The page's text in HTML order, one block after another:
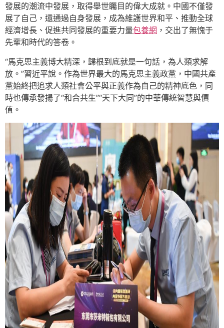
發展的潮流中發展，取得舉世矚目的偉大成就。中國不僅發
展了自己，還通過自身發展，成為維護世界和平、推動全球
經濟增長、促進共同發展的重要力量包養網 ，交出了無愧于
先輩和時代的答卷。
“馬克思主義博大精深，歸根到底就是一句話，為人類求解
放。”習近平說。作為世界最大的馬克思主義政黨，中國共產
黨始終把追求人類社會公平與正義作為自己的精神底色，同
時也傳承發揚了“和合共生”“天下大同”的中華傳統智慧與價
值。